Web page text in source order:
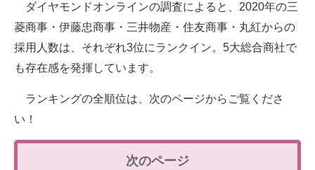
ダイヤモンドオンラインの調査によると、2020年の三
菱商事・伊藤忠商事・三井物産・住友商事・丸紅からの
採用人数は、それぞれ3位にランクイン。5大総合商社で
も存在感を発揮しています。
ランキングの全順位は、次のページからご覧くださ
い！